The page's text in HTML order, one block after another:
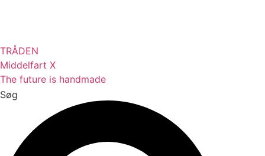
TRÅDEN
Middelfart X
The future is handmade
Søg